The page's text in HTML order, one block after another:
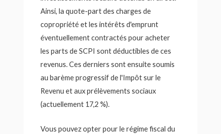
Ainsi, la quote-part des charges de
copropriété et les intérêts d'emprunt
éventuellement contractés pour acheter
les parts de SCPI sont déductibles de ces
revenus. Ces derniers sont ensuite soumis
au barème progressif de l'Impôt sur le
Revenu et aux prélèvements sociaux
(actuellement 17,2 %).
Vous pouvez opter pour le régime fiscal du